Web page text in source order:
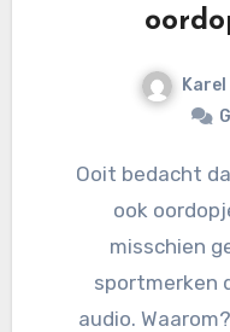
Karel
Ooit bedacht dat je favoriete sportmerk
ook
misschien
sportmerken
audio.